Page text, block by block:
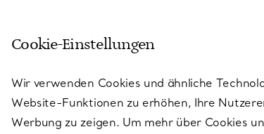
Cookie-Einstellungen
Wir verwenden Cookies und ähnliche
Website-Funktionen zu erhöhen, Ihre
Werbung zu zeigen. Um mehr über Cookies